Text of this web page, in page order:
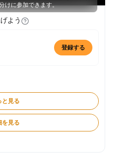
けに参加できます。
よう
登録する
と見る
を見る